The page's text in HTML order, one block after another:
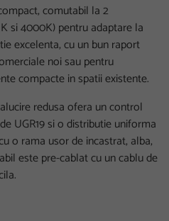
comutabil la 2
si 4000K) pentru adaptare la
excelenta, cu un bun raport
noi sau pentru
compacte in spatii existente.
redusa ofera un control
UGR19 si o distributie uniforma
o rama usor de incastrat, alba,
este pre-cablat cu un cablu de